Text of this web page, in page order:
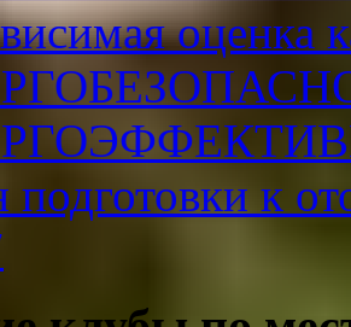
оценка
подготовки к